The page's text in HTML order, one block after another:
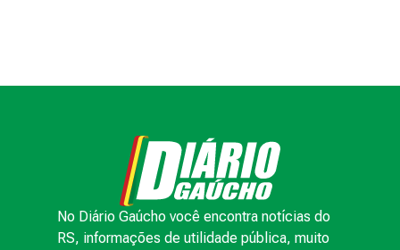
No Diário Gaúcho você encontra notícias do
RS, informações de utilidade pública, muito